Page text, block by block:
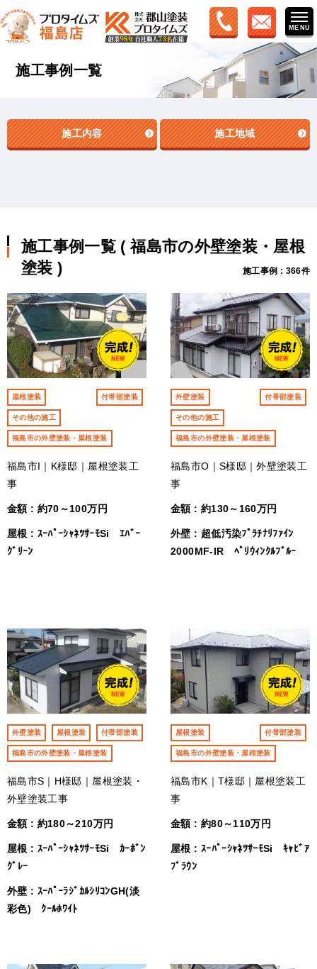
施工事例一覧
施工内容 施工地域
施工事例一覧 ( 福島市の外壁塗装・屋根
塗装 )
施工事例 : 366件
屋根塗装 付帯部塗装
その他の施工
福島市の外壁塗装・屋根塗装
福島市I｜K様邸｜屋根塗装工
事
金額 : 約70～100万円
屋根 : ｽｰﾊﾟｰｼｬﾈﾂｻｰﾓSi ｴﾊﾞｰ
ｸﾞﾘｰﾝ
外壁塗装 付帯部塗装
その他の施工
福島市の外壁塗装・屋根塗装
福島市O｜S様邸｜外壁塗装工
事
金額 : 約130～160万円
外壁 : 超低汚染ﾌﾟﾗﾁﾅﾘﾌｧｲﾝ
2000MF-IR ﾍﾟﾘｳｨﾝｸﾙﾌﾞﾙｰ
外壁塗装 屋根塗装 付帯部塗装
福島市の外壁塗装・屋根塗装
福島市S｜H様邸｜屋根塗装・
外壁塗装工事
金額 : 約180～210万円
屋根 : ｽｰﾊﾟｰｼｬﾈﾂｻｰﾓSi ｶｰﾎﾞﾝ
ｸﾞﾚｰ
外壁 : ｽｰﾊﾟｰﾗｼﾞｶﾙｼﾘｺﾝGH(淡
彩色) ｸｰﾙﾎﾜｲﾄ
屋根塗装 付帯部塗装
福島市の外壁塗装・屋根塗装
福島市K｜T様邸｜屋根塗装工
事
金額 : 約80～110万円
屋根 : ｽｰﾊﾟｰｼｬﾈﾂｻｰﾓSi ｷｬﾋﾞｱ
ﾌﾞﾗｳﾝ